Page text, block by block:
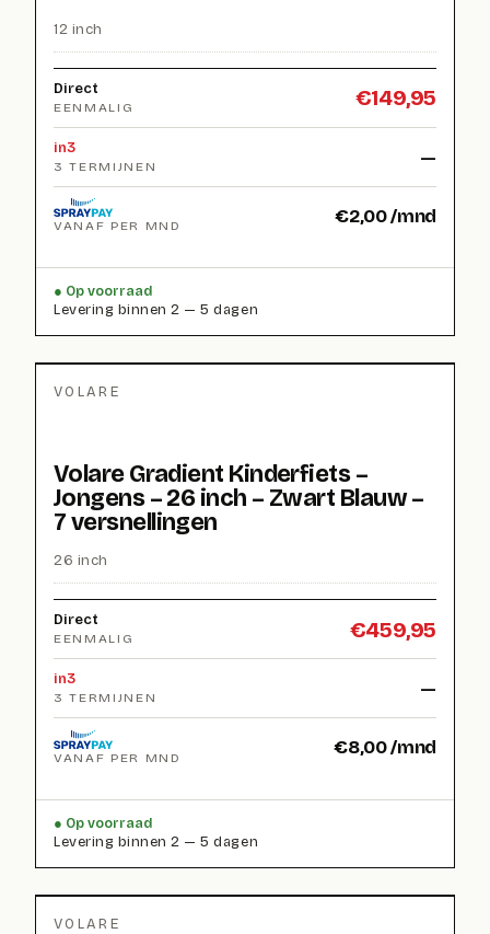
12 inch
Direct
EENMALIG €149,95
in3
3 TERMIJNEN —
VANAF PER MND €2,00/mnd
Op voorraad
Levering binnen 2 — 5 dagen
VOLARE
Volare Gradient Kinderfiets –
Jongens – 26 inch – Zwart Blauw –
7 versnellingen
26 inch
Direct
EENMALIG €459,95
in3
3 TERMIJNEN —
VANAF PER MND €8,00/mnd
Op voorraad
Levering binnen 2 — 5 dagen
VOLARE